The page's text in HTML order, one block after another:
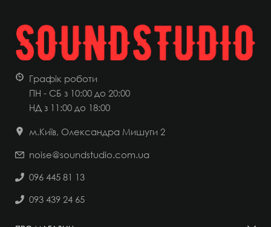
Графік роботи
ПН - СБ з 10:00 до 20:00
НД з 11:00 до 18:00
м.Київ, Олександра Мишуги 2
noise@soundstudio.com.ua
096 445 81 13
093 439 24 65